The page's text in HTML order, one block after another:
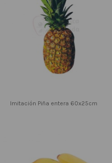
Imitación Piña entera 60x25cm